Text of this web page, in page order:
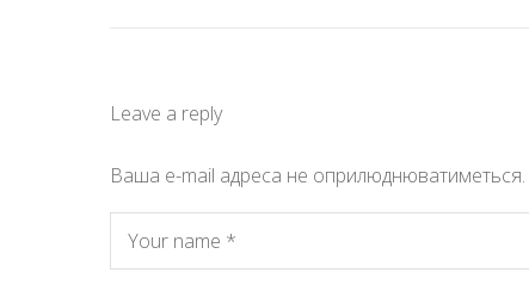
Leave a reply
Ваша e-mail адреса не оприлюднюватиметься.